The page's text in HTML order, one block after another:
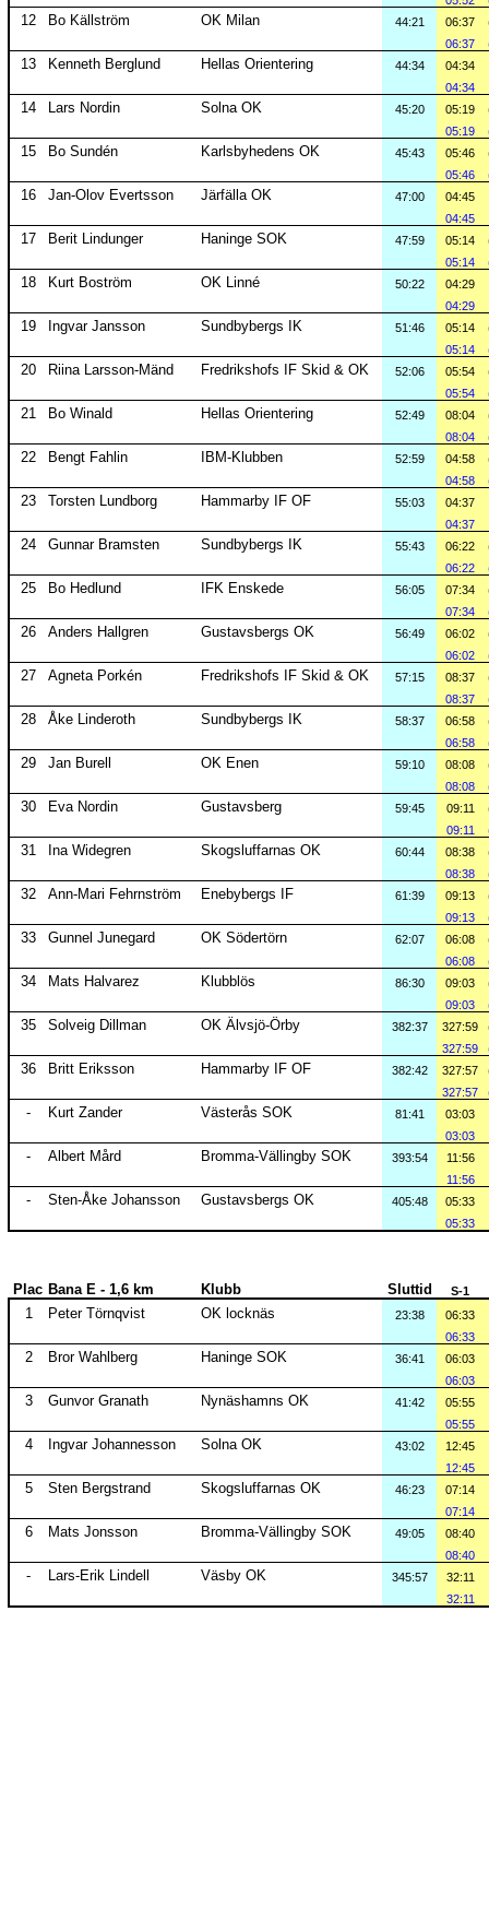
12 Bo Källström OK Milan 44:21 06:37
06:37
13 Kenneth Berglund Hellas Orientering 44:34
04:34
04:34
14 Lars Nordin Solna OK 45:20 05:19
05:19
15 Bo Sundén Karlsbyhedens OK 45:43 05:46
05:46
16 Jan-Olov Evertsson Järfälla OK 47:00
04:45
04:45
17 Berit Lindunger Haninge SOK 47:59 05:14
05:14
18 Kurt Boström OK Linné 50:22
04:29
04:29
19 Ingvar Jansson Sundbybergs IK 51:46 05:14
05:14
20 Riina Larsson-Mänd Fredrikshofs IF Skid & OK 52:06 05:54
05:54
21 Bo Winald Hellas Orientering 52:49 08:04
08:04
22 Bengt Fahlin IBM-Klubben 52:59 04:58
04:58
23 Torsten Lundborg Hammarby IF OF 55:03
04:37
04:37
24 Gunnar Bramsten Sundbybergs IK 55:43 06:22
06:22
25 Bo Hedlund IFK Enskede 56:05 07:34
07:34
26 Anders Hallgren Gustavsbergs OK 56:49 06:02
06:02
27 Agneta Porkén Fredrikshofs IF Skid & OK 57:15 08:37
08:37
28 Åke Linderoth Sundbybergs IK 58:37 06:58
06:58
29 Jan Burell OK Enen 59:10 08:08
08:08
30 Eva Nordin Gustavsberg 59:45 09:11
09:11
31 Ina Widegren Skogsluffarnas OK 60:44 08:38
08:38
32 Ann-Mari Fehrnström Enebybergs IF 61:39 09:13
09:13
33 Gunnel Junegard OK Södertörn 62:07 06:08
06:08
34 Mats Halvarez Klubblös 86:30 09:03
09:03
35 Solveig Dillman OK Älvsjö-Örby 382:37 327:59
327:59
36 Britt Eriksson Hammarby IF OF 382:42 327:57
327:57
- Kurt Zander Västerås SOK 81:41
03:03
03:03
- Albert Mård Bromma-Vällingby SOK 393:54
11:56
11:56
- Sten-Åke Johansson Gustavsbergs OK 405:48
05:33
05:33
Plac Bana E - 1,6 km Klubb Sluttid S-1
1 Peter Törnqvist OK locknäs 23:38
06:33
06:33
2 Bror Wahlberg Haninge SOK 36:41
06:03
06:03
3 Gunvor Granath Nynäshamns OK 41:42
05:55
05:55
4 Ingvar Johannesson Solna OK 43:02
12:45
12:45
5 Sten Bergstrand Skogsluffarnas OK 46:23
07:14
07:14
6 Mats Jonsson Bromma-Vällingby SOK 49:05
08:40
08:40
- Lars-Erik Lindell Väsby OK 345:57
32:11
32:11